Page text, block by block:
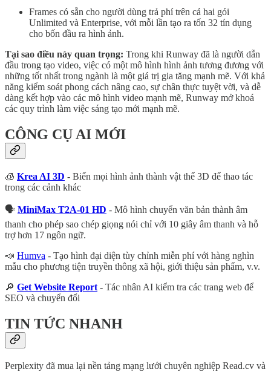
Frames có sẵn cho người dùng trả phí trên cả hai gói
Unlimited và Enterprise, với mỗi lần tạo ra tốn 32 tín dụng
cho bốn đầu ra hình ảnh.
Tại sao điều này quan trọng: Trong khi Runway đã là người dẫn
đầu trong tạo video, việc có một mô hình hình ảnh tương đương với
những tốt nhất trong ngành là một giá trị gia tăng mạnh mẽ. Với khả
năng kiểm soát phong cách nâng cao, sự chân thực tuyệt vời, và dễ
dàng kết hợp vào các mô hình video mạnh mẽ, Runway mở khoá
các quy trình làm việc sáng tạo mới mạnh mẽ.
CÔNG CỤ AI MỚI
🧊 Krea AI 3D - Biến mọi hình ảnh thành vật thể 3D để thao tác
trong các cảnh khác
🗣️ MiniMax T2A-01 HD - Mô hình chuyển văn bản thành âm
thanh cho phép sao chép giọng nói chỉ với 10 giây âm thanh và hỗ
trợ hơn 17 ngôn ngữ.
📣 Humva - Tạo hình đại diện tùy chỉnh miễn phí với hàng nghìn
mẫu cho phương tiện truyền thông xã hội, giới thiệu sản phẩm, v.v.
🔎 Get Website Report - Tác nhân AI kiểm tra các trang web để
SEO và chuyển đổi
TIN TỨC NHANH
Perplexity đã mua lại nền tảng mạng lưới chuyên nghiệp Read.cv và